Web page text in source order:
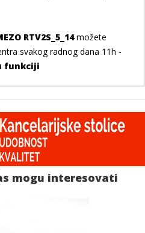
RTV2S_5_14možete
svakog radnog dana 11h -
funkciji
mogu interesovati